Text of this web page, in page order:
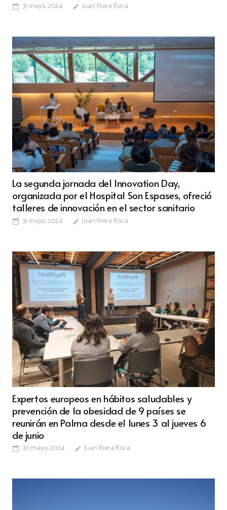
calendar_today 31 mayo, 2024 edit Juan Riera Roca
La segunda jornada del Innovation Day,
organizada por el Hospital Son Espases, ofreció
talleres de innovación en el sector sanitario
calendar_today 31 mayo, 2024 edit Juan Riera Roca
Expertos europeos en hábitos saludables y
prevención de la obesidad de 9 países se
reunirán en Palma desde el lunes 3 al jueves 6
de junio
calendar_today 30 mayo, 2024 edit Juan Riera Roca